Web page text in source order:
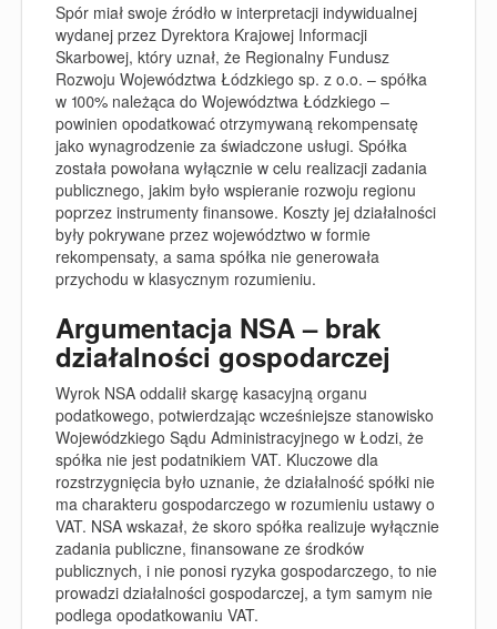
Spór miał swoje źródło w interpretacji indywidualnej
wydanej przez Dyrektora Krajowej Informacji
Skarbowej, który uznał, że Regionalny Fundusz
Rozwoju Województwa Łódzkiego sp. z o.o. – spółka
w 100% należąca do Województwa Łódzkiego –
powinien opodatkować otrzymywaną rekompensatę
jako wynagrodzenie za świadczone usługi. Spółka
została powołana wyłącznie w celu realizacji zadania
publicznego, jakim było wspieranie rozwoju regionu
poprzez instrumenty finansowe. Koszty jej działalności
były pokrywane przez województwo w formie
rekompensaty, a sama spółka nie generowała
przychodu w klasycznym rozumieniu.
Argumentacja NSA – brak
działalności gospodarczej
Wyrok NSA oddalił skargę kasacyjną organu
podatkowego, potwierdzając wcześniejsze stanowisko
Wojewódzkiego Sądu Administracyjnego w Łodzi, że
spółka nie jest podatnikiem VAT. Kluczowe dla
rozstrzygnięcia było uznanie, że działalność spółki nie
ma charakteru gospodarczego w rozumieniu ustawy o
VAT. NSA wskazał, że skoro spółka realizuje wyłącznie
zadania publiczne, finansowane ze środków
publicznych, i nie ponosi ryzyka gospodarczego, to nie
prowadzi działalności gospodarczej, a tym samym nie
podlega opodatkowaniu VAT.